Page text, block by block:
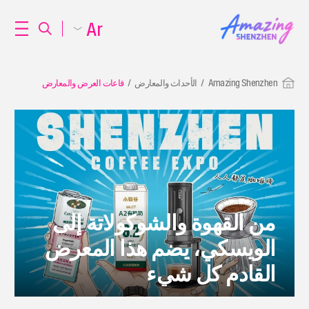
Amazing Shenzhen الأحداث والمعارض قاعات العرض والمعارض
من القهوة والشوكولاتة إلى
الويسكي، يضم هذا المعرض
القادم كل شيء
Ar